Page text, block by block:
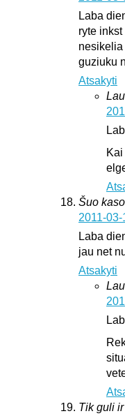
Laba
ryte
guziuku
Atsakyti
Šuo
2011-
Laba
jau net
Atsakyti
Tik guli